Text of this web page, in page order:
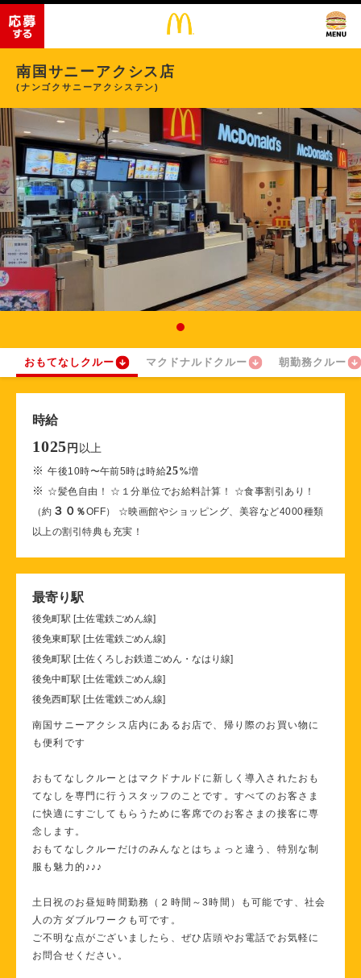
南国サニーアクシス店
(ナンゴクサニーアクシステン)
おもてなしクルー マクドナルドクルー 朝勤務クルー
時給
1025 円 以上
※午後10時〜午前5時は時給25%増
※ ☆髪色自由！ ☆１分単位でお給料計算！ ☆食事割引あり！
（約 ３０ ％OFF） ☆映画館やショッピング、美容など4000種類
以上の割引特典も充実！
最寄り駅
後免町駅 [土佐電鉄ごめん線]
後免東町駅 [土佐電鉄ごめん線]
後免町駅 [土佐くろしお鉄道ごめん・なはり線]
後免中町駅 [土佐電鉄ごめん線]
後免西町駅 [土佐電鉄ごめん線]
南国サニーアクシス店内にあるお店で、帰り際のお買い物に
も便利です
おもてなしクルーとはマクドナルドに新しく導入されたおも
てなしを専門に行うスタッフのことです。すべてのお客さま
に快適にすごしてもらうために客席でのお客さまの接客に専
念します。
おもてなしクルーだけのみんなとはちょっと違う、特別な制
服も魅力的♪♪♪
土日祝のお昼短時間勤務（２時間～3時間）も可能です、社会
人の方ダブルワークも可です。
ご不明な点がございましたら、ぜひ店頭やお電話でお気軽に
お問合せください。